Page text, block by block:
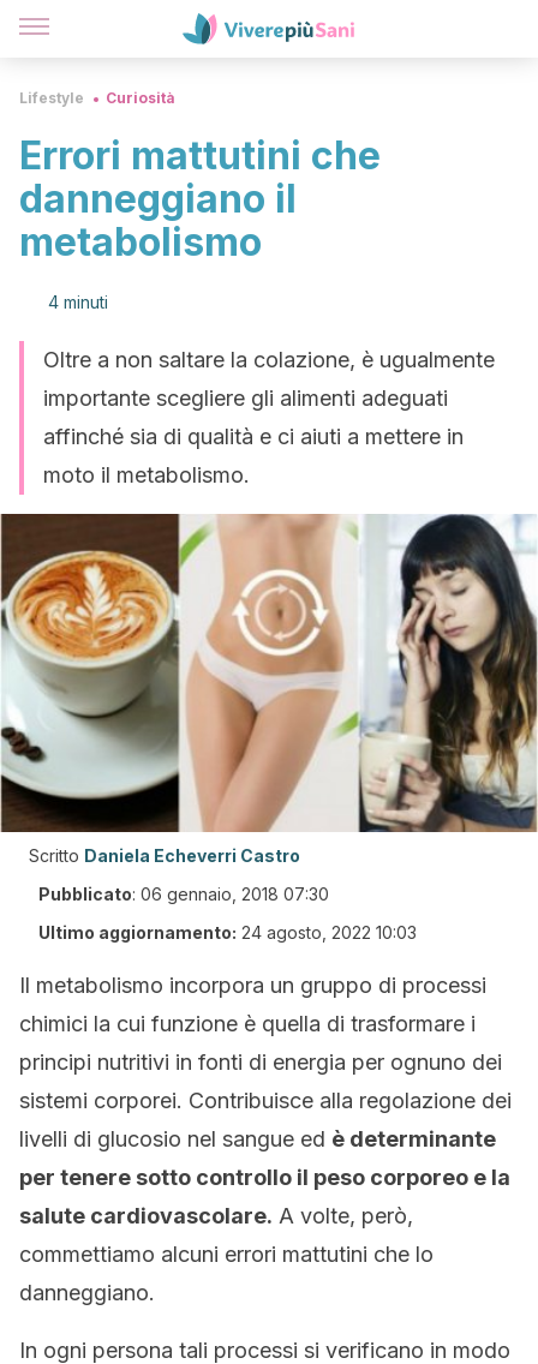
Lifestyle Curiosità
Errori mattutini che
danneggiano il
metabolismo
4 minuti
Oltre a non saltare la colazione, è ugualmente
importante scegliere gli alimenti adeguati
affinché sia di qualità e ci aiuti a mettere in
moto il metabolismo.
Scritto Daniela Echeverri Castro
Pubblicato: 06 gennaio, 2018 07:30
Ultimo aggiornamento: 24 agosto, 2022 10:03
Il metabolismo incorpora un gruppo di processi
chimici la cui funzione è quella di trasformare i
principi nutritivi in fonti di energia per ognuno dei
sistemi corporei. Contribuisce alla regolazione dei
livelli di glucosio nel sangue ed è determinante
per tenere sotto controllo il peso corporeo e la
salute cardiovascolare. A volte, però,
commettiamo alcuni errori mattutini che lo
danneggiano.
In ogni persona tali processi si verificano in modo